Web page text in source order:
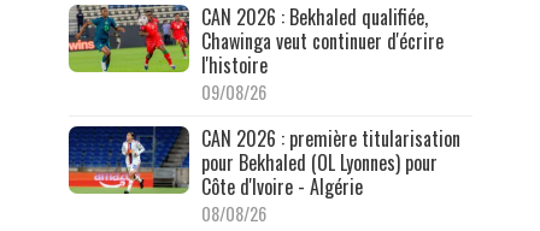
CAN 2026 : Bekhaled qualifiée,
Chawinga veut continuer d'écrire
l'histoire
09/08/26
CAN 2026 : première titularisation
pour Bekhaled (OL Lyonnes) pour
Côte d'Ivoire - Algérie
08/08/26